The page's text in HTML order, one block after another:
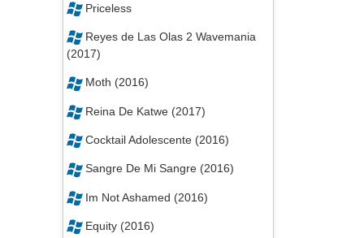
Priceless
Reyes de Las Olas 2 Wavemania
(2017)
Moth (2016)
Reina De Katwe (2017)
Cocktail Adolescente (2016)
Sangre De Mi Sangre (2016)
Im Not Ashamed (2016)
Equity (2016)